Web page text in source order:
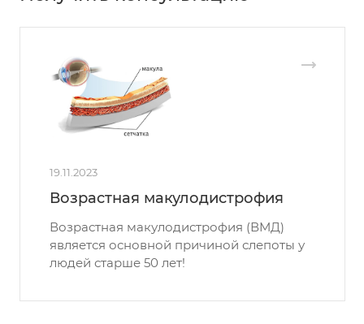
19.11.2023
Возрастная макулодистрофия
Возрастная макулодистрофия (ВМД)
является основной причиной слепоты у
людей старше 50 лет!